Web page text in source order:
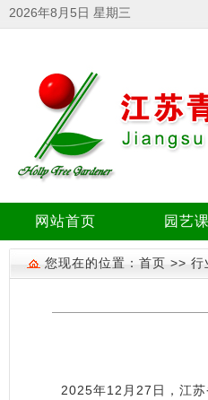
2026年8月5日 星期三
网站首页 园艺
您现在的位置：首页 >>
2025年12月27日，江